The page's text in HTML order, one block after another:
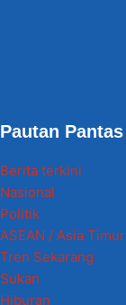
Pautan Pantas
Berita terkini
Nasional
Politik
ASEAN / Asia Timur
Tren Sekarang
Sukan
Hiburan